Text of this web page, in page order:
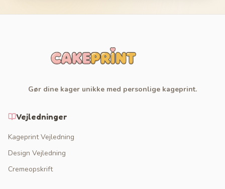
Gør dine kager unikke med personlige kageprint.
Vejledninger
Kageprint Vejledning
Design Vejledning
Cremeopskrift